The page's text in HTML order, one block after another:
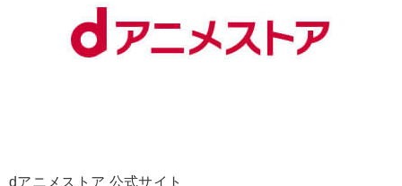
dアニメストア 公式サイト